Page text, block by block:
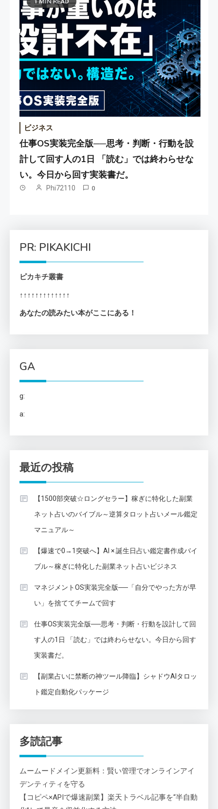
ビジネス
仕事OS実装完全版──思考・判断・行動を設
計して回す人の1日 「読む」では終わらせな
い。今日から回す実装書だ。
Phi72110 0
PR: PIKAKICHI
ピカキチ叢書
↑↑↑↑↑↑↑↑↑↑↑↑↑
あなたの読みたい本がここにある！
GA
g:
a:
最近の投稿
【1500部突破☆ロングセラー】稼ぎに特化した副業
ネット占いのバイブル～逆算タロット占いメール鑑定
マニュアル～
【爆速で0→1突破へ】AI × 誕生日占い鑑定書作成バイ
ブル～稼ぎに特化した副業ネット占いビジネス
マネジメントOS実装完全版──「自分でやった方が早
い」を捨ててチームで回す
仕事OS実装完全版──思考・判断・行動を設計して回
す人の1日 「読む」では終わらせない。今日から回す
実装書だ。
【副業占いに禁断の神ツール降臨】シャドウAIタロッ
ト鑑定自動化パッケージ
多読記事
ムームードメイン更新料：賢い管理でオンラインアイ
デンティティを守る
【コピペ×APIで爆速副業】楽天トラベル記事を“半自動